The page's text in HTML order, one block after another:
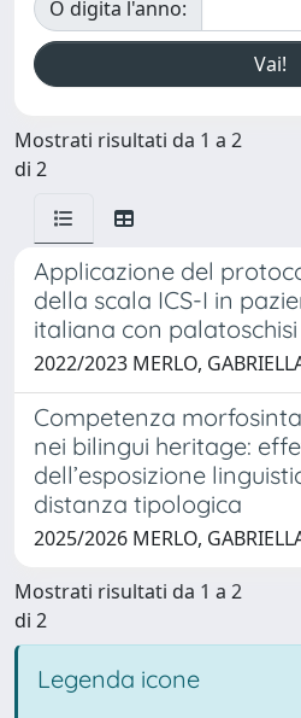
O digita l'anno:
Mostrati risultati da 1 a 2
di 2
Applicazione del
della scala ICS-I in
italiana con palatoschisi
2022/2023 MERLO,
Competenza
nei bilingui heritage:
dell’esposizione
distanza tipologica
2025/2026 MERLO,
Mostrati risultati da 1 a 2
di 2
Legenda icone